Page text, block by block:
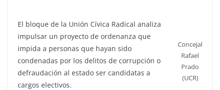
Concejal
Rafael
Prado
(UCR)
El bloque de la Unión Cívica Radical analiza
impulsar un proyecto de ordenanza que
impida a personas que hayan sido
condenadas por los delitos de corrupción o
defraudación al estado ser candidatas a
cargos electivos.